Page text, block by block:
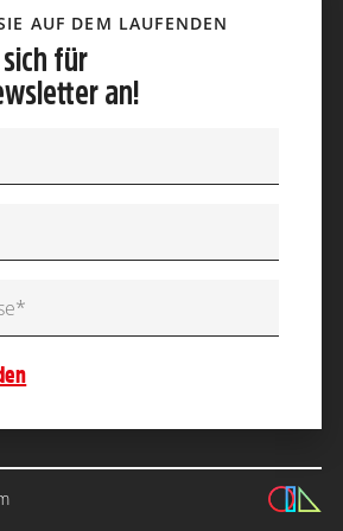
AUF DEM LAUFENDEN
sich für
an!